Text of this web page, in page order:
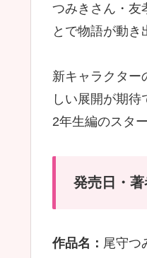
つみきさん・友
とで物語が動き
新キャラクター
しい展開が期待
2年生編のスタ
発売日・
作品名： 尾守つ